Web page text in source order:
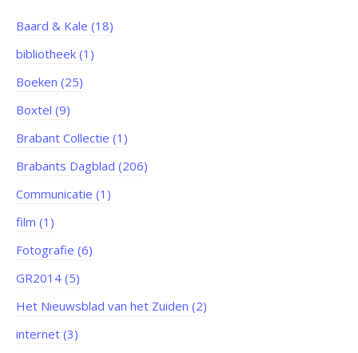
Baard & Kale (18)
bibliotheek (1)
Boeken (25)
Boxtel (9)
Brabant Collectie (1)
Brabants Dagblad (206)
Communicatie (1)
film (1)
Fotografie (6)
GR2014 (5)
Het Nieuwsblad van het Zuiden (2)
internet (3)